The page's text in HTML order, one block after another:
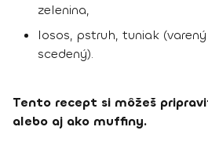
zelenina,
losos, pstruh, tuniak
scedený).
Tento recept si môžeš
alebo aj ako muffiny.